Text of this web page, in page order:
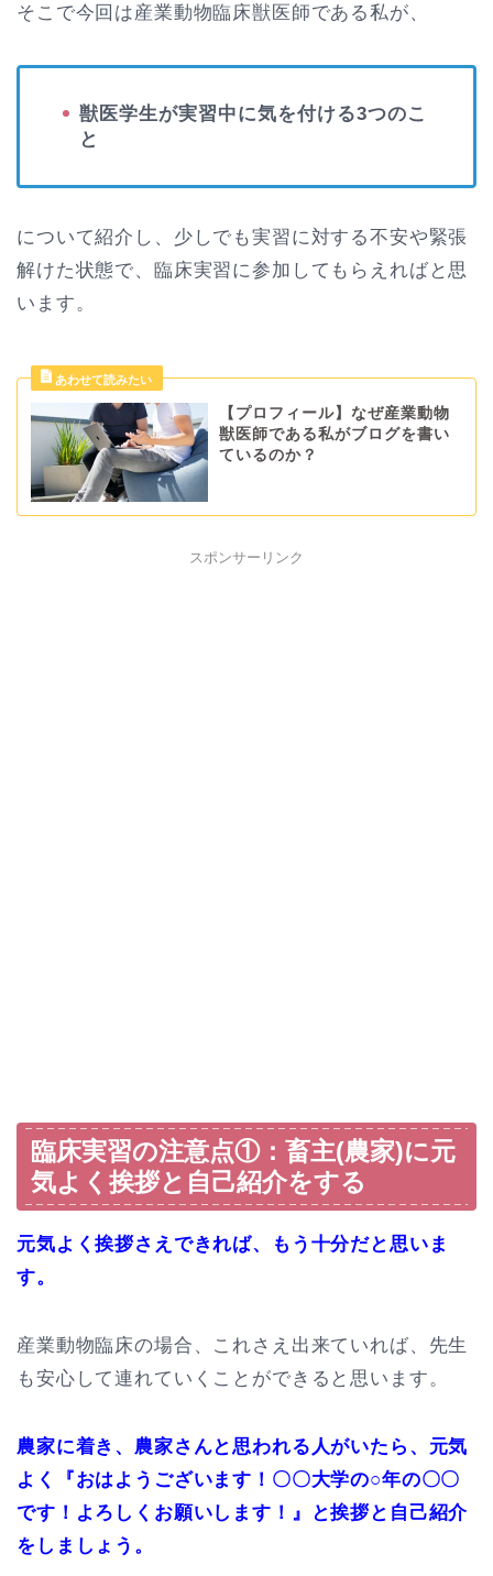
そこで今回は産業動物臨床獣医師である私が、
獣医学生が実習中に気を付ける3つのこ
と
について紹介し、少しでも実習に対する不安や緊張
解けた状態で、臨床実習に参加してもらえればと思
います。
【プロフィール】なぜ産業動物
獣医師である私がブログを書い
ているのか？
スポンサーリンク
臨床実習の注意点①：畜主(農家)に元
気よく挨拶と自己紹介をする
元気よく挨拶さえできれば、もう十分だと思いま
す。
産業動物臨床の場合、これさえ出来ていれば、先生
も安心して連れていくことができると思います。
農家に着き、農家さんと思われる人がいたら、元気
よく『おはようございます！〇〇大学の○年の〇〇
です！よろしくお願いします！』と挨拶と自己紹介
をしましょう。